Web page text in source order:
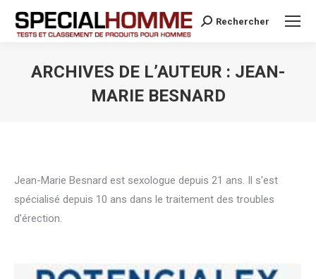
Search:Rechercher
ARCHIVES DE L’AUTEUR : JEAN-
MARIE BESNARD
Jean-Marie Besnard est sexologue depuis 21 ans. Il s'est
spécialisé depuis 10 ans dans le traitement des troubles
d'érection.